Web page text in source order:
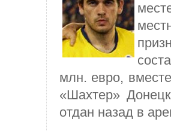
млн. евро,
«Шахтер»
отдан назад в